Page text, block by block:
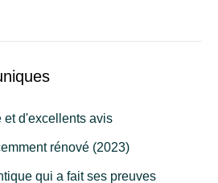
et d'excellents avis
rénové (2023)
qui a fait ses preuves